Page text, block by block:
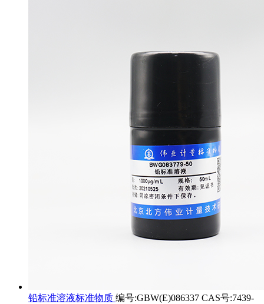
铅标准溶液标准物质 编号:GBW(E)086337 CAS号:7439-